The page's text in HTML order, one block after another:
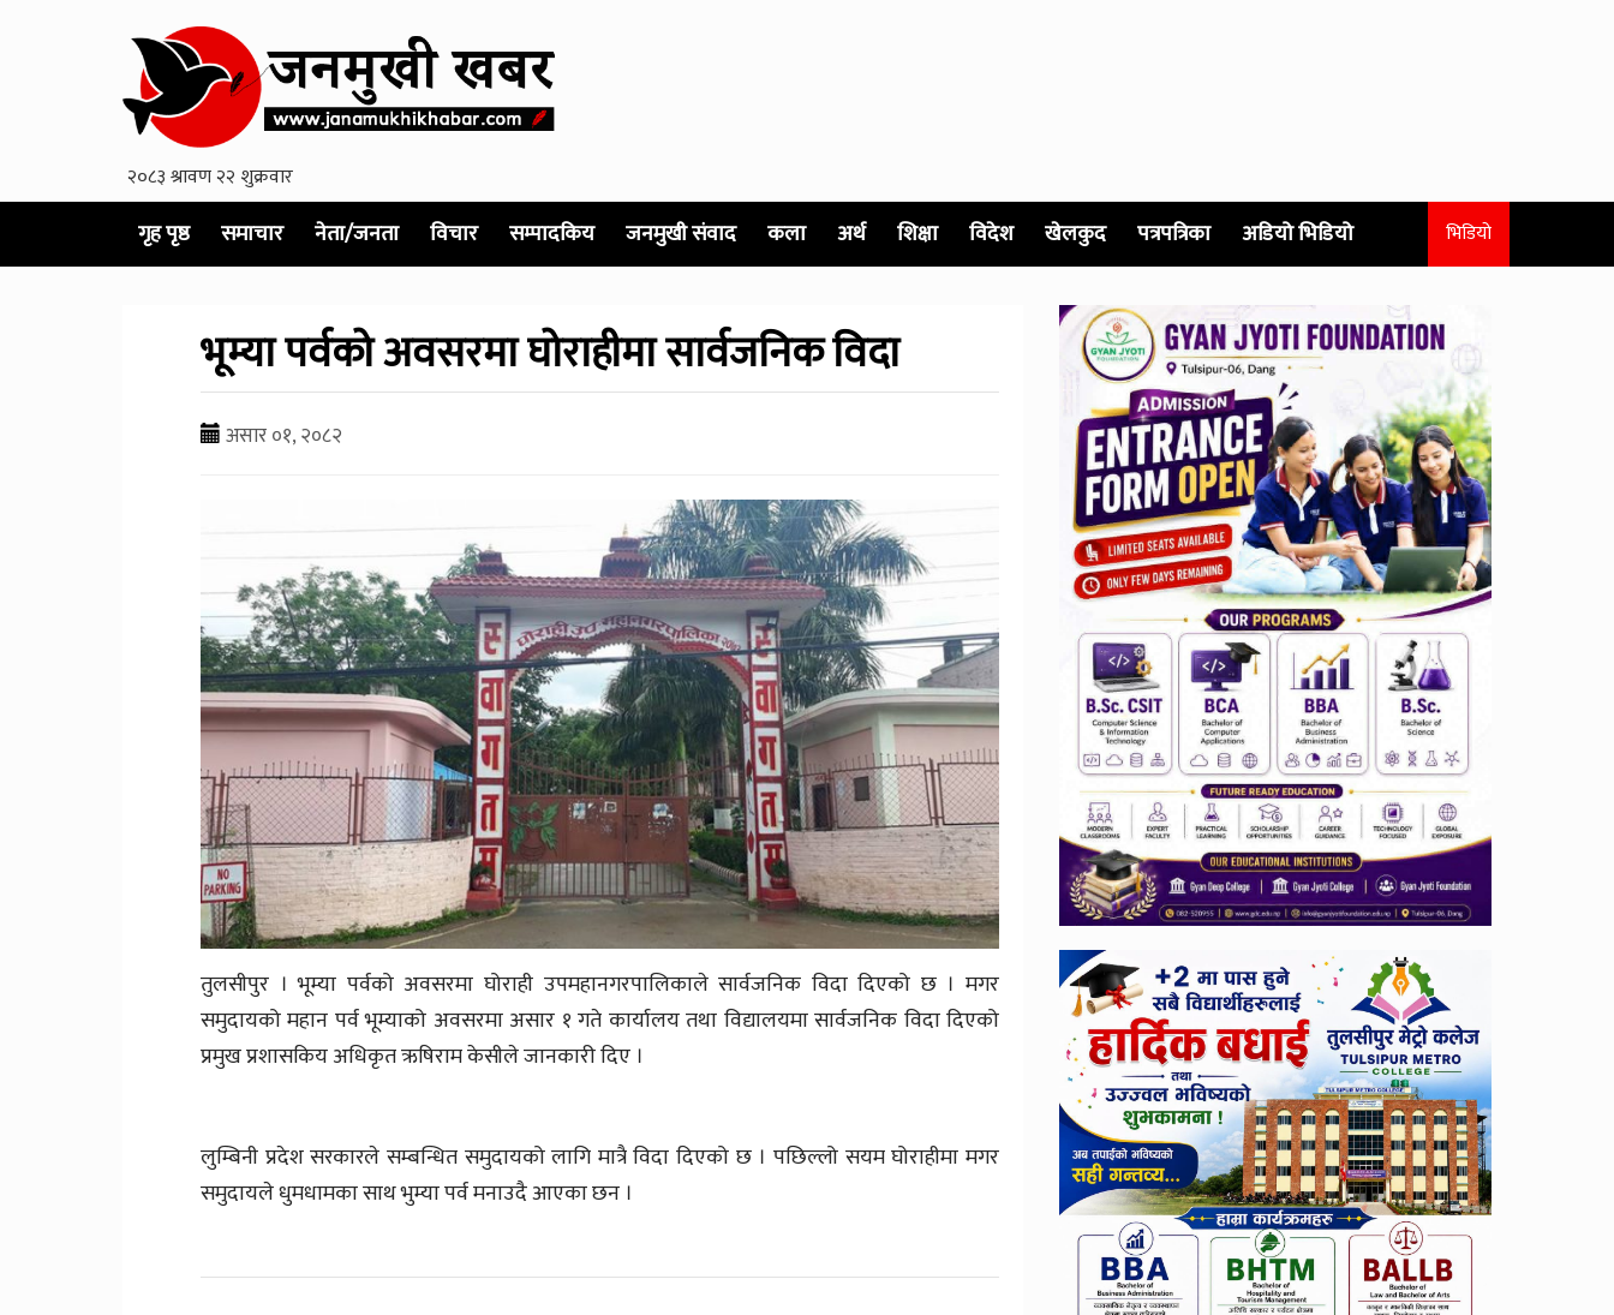
गृह पृष्ठ समाचार नेता/जनता विचार सम्पादकिय जनमुखी संवाद कला अर्थ शिक्षा विदेश खेलकुद पत्रपत्रिका अडियो भिडियो भिडियो
भूम्या पर्वको अवसरमा घोराहीमा सार्वजनिक विदा
असार ०१, २०८२
तुलसीपुर । भूम्या पर्वको अवसरमा घोराही उपमहानगरपालिकाले सार्वजनिक विदा दिएको छ । मगर
समुदायको महान पर्व भूम्याको अवसरमा असार १ गते कार्यालय तथा विद्यालयमा सार्वजनिक विदा दिएको
प्रमुख प्रशासकिय अधिकृत ऋषिराम केसीले जानकारी दिए ।
लुम्बिनी प्रदेश सरकारले सम्बन्धित समुदायको लागि मात्रै विदा दिएको छ । पछिल्लो सयम घोराहीमा मगर
समुदायले धुमधामका साथ भुम्या पर्व मनाउदै आएका छन ।